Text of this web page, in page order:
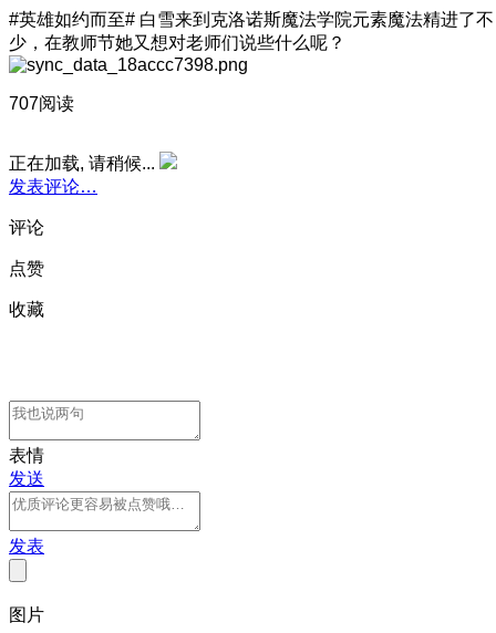
#英雄如约而至# 白雪来到克洛诺斯魔法学院元素魔法精进了不
少，在教师节她又想对老师们说些什么呢？
707阅读
正在加载, 请稍候...
发表评论…
评论
点赞
收藏
表情
发送
发表
图片